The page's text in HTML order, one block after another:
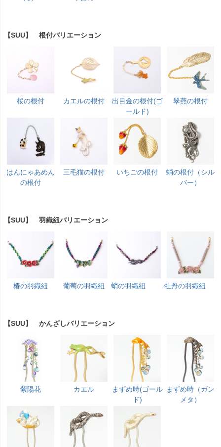
【SUU】 根付バリエーション
桜の根付 カエルの根付
出目金の根付(ゴ
ールド)
翠燕の根付
はんにゃあめん
の根付
三毛猫の根付 いちごの根付
蛸の根付（シル
バー）
【SUU】 羽織紐バリエーション
椿の羽織紐 葡萄の羽織紐 蛸の羽織紐 牡丹の羽織紐
【SUU】 かんざしバリエーション
紫陽花 カエル
まずめ時(ゴール
ド)
まずめ時（ガン
メタ）